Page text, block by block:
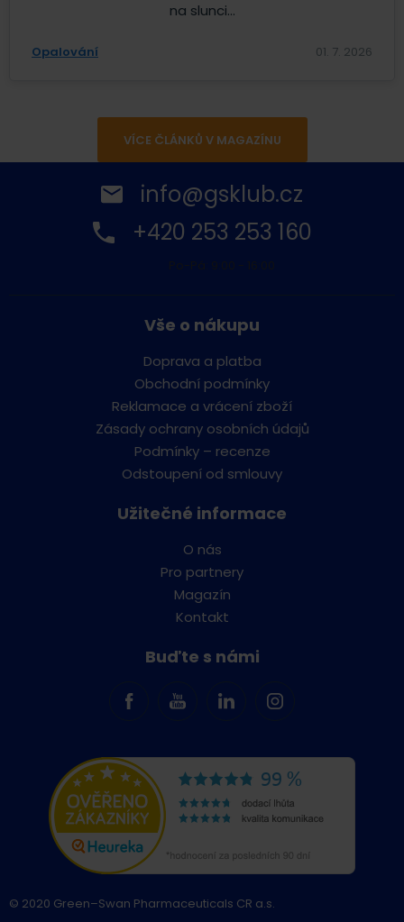
na slunci...
Opalování 01. 7. 2026
VÍCE ČLÁNKŮ V MAGAZÍNU
info@gsklub.cz
+420 253 253 160
Vše o nákupu
Doprava a platba
Obchodní podmínky
Reklamace a vrácení zboží
Zásady ochrany osobních údajů
Podmínky – recenze
Odstoupení od smlouvy
Užitečné informace
O nás
Pro partnery
Magazín
Kontakt
Buďte s námi
© 2020 Green–Swan Pharmaceuticals CR a.s.